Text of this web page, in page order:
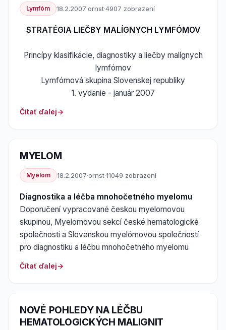
Lymfóm 18.2.2007·ornst·4907 zobrazení
STRATÉGIA LIEČBY MALÍGNYCH LYMFÓMOV
Princípy klasifikácie, diagnostiky a liečby malígnych
lymfómov
Lymfómová skupina Slovenskej republiky
1. vydanie - január 2007
Čítať ďalej
MYELOM
Myelom 18.2.2007·ornst·11049 zobrazení
Diagnostika a léčba mnohočetného myelomu
Doporučení vypracované českou myelomovou
skupinou, Myelomovou sekcí české hematologické
společnosti a Slovenskou myelómovou společností
pro diagnostiku a léčbu mnohočetného myelomu
Čítať ďalej
NOVÉ POHLEDY NA LÉČBU
HEMATOLOGICKÝCH MALIGNIT